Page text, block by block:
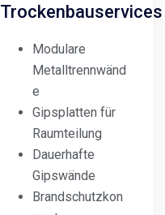
Trockenbauservices
Modulare
Metalltrennwänd
e
Gipsplatten für
Raumteilung
Dauerhafte
Gipswände
Brandschutzkon